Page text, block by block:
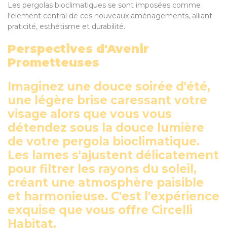
Les pergolas bioclimatiques se sont imposées comme
l'élément central de ces nouveaux aménagements, alliant
praticité, esthétisme et durabilité.
Perspectives d'Avenir
Prometteuses
Imaginez une douce soirée d'été,
une légère brise caressant votre
visage alors que vous vous
détendez sous la douce lumière
de votre pergola bioclimatique.
Les lames s'ajustent délicatement
pour filtrer les rayons du soleil,
créant une atmosphère paisible
et harmonieuse. C'est l'expérience
exquise que vous offre Circelli
Habitat.